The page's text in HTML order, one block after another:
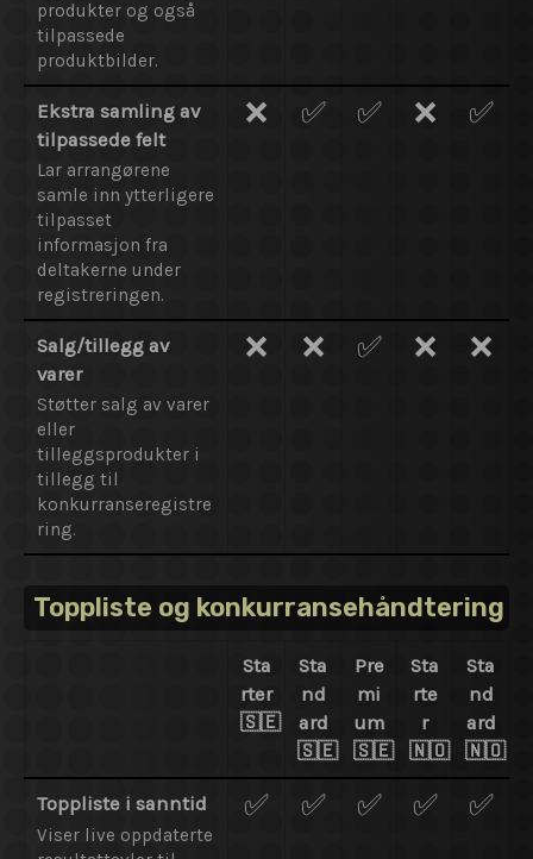
produkter og også
tilpassede
produktbilder.
Ekstra samling av
tilpassede felt
Lar arrangørene
samle inn ytterligere
tilpasset
informasjon fra
deltakerne under
registreringen.
❌ ✅ ✅ ❌ ✅
Salg/tillegg av
varer
Støtter salg av varer
eller
tilleggsprodukter i
tillegg til
konkurranseregistre
ring.
❌ ❌ ✅ ❌ ❌
Toppliste og konkurransehåndtering
Sta
rter
🇸🇪
Sta
nd
ard
🇸🇪
Pre
mi
um
🇸🇪
Sta
rte
r
🇳🇴
Sta
nd
ard
🇳🇴
Toppliste i sanntid
Viser live oppdaterte
✅ ✅ ✅ ✅ ✅